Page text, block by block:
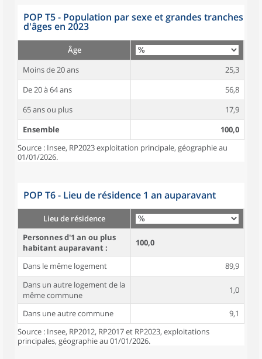
POP T5 - Population par sexe et grandes tranches
d'âges en 2023
Âge
Moins de 20 ans
25,3
De 20 à 64 ans
56,8
65 ans ou plus
17,9
Ensemble
100,0
Source : Insee, RP2023 exploitation principale, géographie au
01/01/2026.
POP T6 - Lieu de résidence 1 an auparavant
Lieu de résidence
Personnes d'1 an ou plus
habitant auparavant :
100,0
Dans le même logement
89,9
Dans un autre logement de la
même commune
1,0
Dans une autre commune
9,1
Source : Insee, RP2012, RP2017 et RP2023, exploitations
principales, géographie au 01/01/2026.